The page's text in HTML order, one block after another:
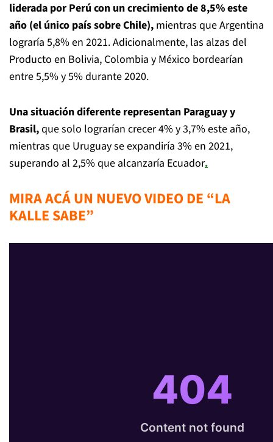
liderada por Perú con un crecimiento de 8,5% este
año (el único país sobre Chile), mientras que Argentina
lograría 5,8% en 2021. Adicionalmente, las alzas del
Producto en Bolivia, Colombia y México bordearían
entre 5,5% y 5% durante 2020.
Una situación diferente representan Paraguay y
Brasil,que solo lograrían crecer 4% y 3,7% este año,
mientras que Uruguay se expandiría 3% en 2021,
superando al 2,5% que alcanzaría Ecuador.
MIRA ACÁ UN NUEVO VIDEO DE “LA
KALLE SABE”